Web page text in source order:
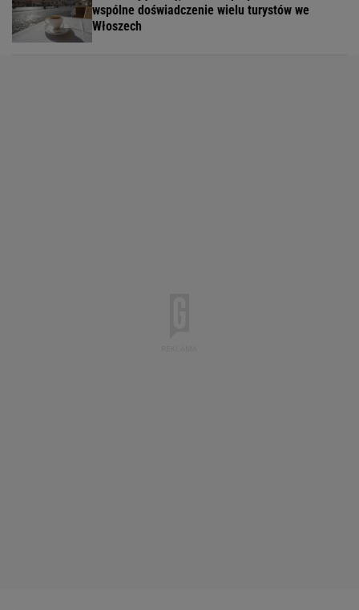
wspólne doświadczenie wielu turystów we
Włoszech